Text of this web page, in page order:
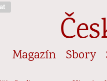
Magazín Sbory